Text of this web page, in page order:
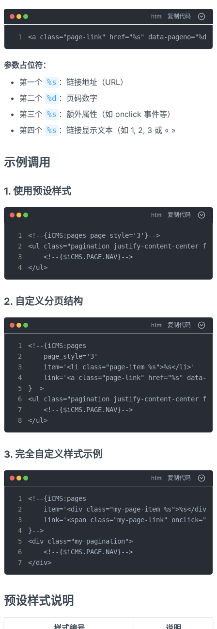
html 复制代码
<a class="page-link" href="%s" data-pageno="%d"
参数占位符：
第一个 %s ：链接地址（URL）
第二个 %d ：页码数字
第三个 %s ：额外属性（如 onclick 事件等）
第四个 %s ：链接显示文本（如 1, 2, 3 或 « »
示例调用
1. 使用预设样式
html 复制代码
<!--{iCMS:pages page_style='3'}-->
<ul class="pagination justify-content-center
    <!--{$iCMS.PAGE.NAV}-->
</ul>
2. 自定义分页结构
html 复制代码
<!--{iCMS:pages
    page_style='3'
    item='<li class="page-item %s">%s</li>'
link='<a class="page-link" href="%s" data-
}-->
<ul class="pagination justify-content-center
    <!--{$iCMS.PAGE.NAV}-->
</ul>
3. 完全自定义样式示例
html 复制代码
<!--{iCMS:pages
    item='<div class="my-page-item %s">%s</div>'
link='<span class="my-page-link"
}-->
<div class="my-pagination">
    <!--{$iCMS.PAGE.NAV}-->
</div>
预设样式说明